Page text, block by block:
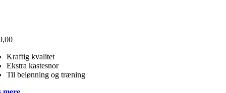
Kraftig kvalitet
Ekstra kastesnor
Til belønning og træning